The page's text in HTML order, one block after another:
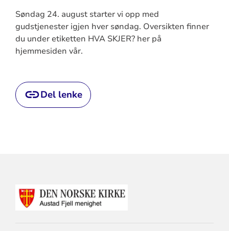
Søndag 24. august starter vi opp med
gudstjenester igjen hver søndag. Oversikten finner
du under etiketten HVA SKJER? her på
hjemmesiden vår.
Del lenke